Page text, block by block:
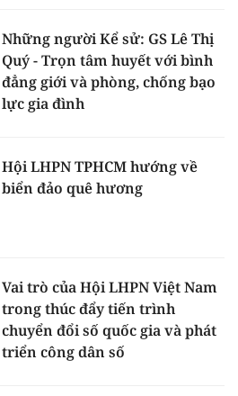
Những người Kể sử: GS Lê Thị
Quý - Trọn tâm huyết với bình
đẳng giới và phòng, chống bạo
lực gia đình
Hội LHPN TPHCM hướng về
biển đảo quê hương
Vai trò của Hội LHPN Việt Nam
trong thúc đẩy tiến trình
chuyển đổi số quốc gia và phát
triển công dân số